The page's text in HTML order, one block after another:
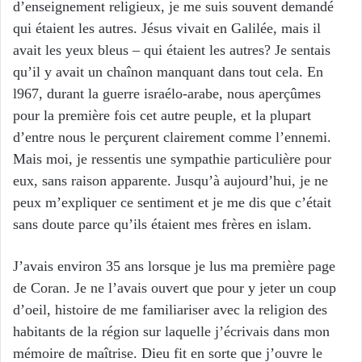
d’enseignement religieux, je me suis souvent demandé
qui étaient les autres. Jésus vivait en Galilée, mais il
avait les yeux bleus – qui étaient les autres? Je sentais
qu’il y avait un chaînon manquant dans tout cela. En
l967, durant la guerre israélo-arabe, nous aperçûmes
pour la première fois cet autre peuple, et la plupart
d’entre nous le perçurent clairement comme l’ennemi.
Mais moi, je ressentis une sympathie particulière pour
eux, sans raison apparente. Jusqu’à aujourd’hui, je ne
peux m’expliquer ce sentiment et je me dis que c’était
sans doute parce qu’ils étaient mes frères en islam.
J’avais environ 35 ans lorsque je lus ma première page
de Coran. Je ne l’avais ouvert que pour y jeter un coup
d’oeil, histoire de me familiariser avec la religion des
habitants de la région sur laquelle j’écrivais dans mon
mémoire de maîtrise. Dieu fit en sorte que j’ouvre le